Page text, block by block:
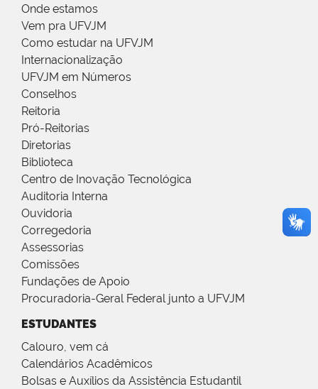
Onde estamos
Vem pra UFVJM
Como estudar na UFVJM
Internacionalização
UFVJM em Números
Conselhos
Reitoria
Pró-Reitorias
Diretorias
Biblioteca
Centro de Inovação Tecnológica
Auditoria Interna
Ouvidoria
Corregedoria
Assessorias
Comissões
Fundações de Apoio
Procuradoria-Geral Federal junto a UFVJM
ESTUDANTES
Calouro, vem cá
Calendários Acadêmicos
Bolsas e Auxílios da Assistência Estudantil